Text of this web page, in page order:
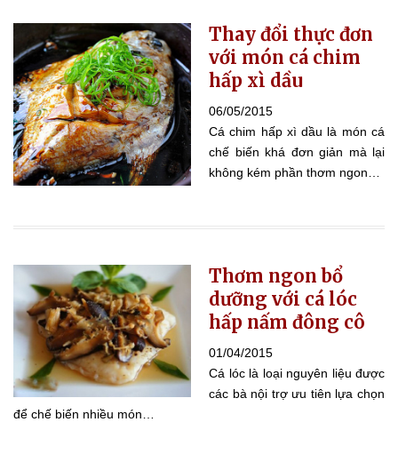
Thay đổi thực đơn
với món cá chim
hấp xì dầu
06/05/2015
Cá chim hấp xì dầu là món cá
chế biến khá đơn giản mà lại
không kém phần thơm ngon…
Thơm ngon bổ
dưỡng với cá lóc
hấp nấm đông cô
01/04/2015
Cá lóc là loại nguyên liệu được
các bà nội trợ ưu tiên lựa chọn
để chế biến nhiều món…